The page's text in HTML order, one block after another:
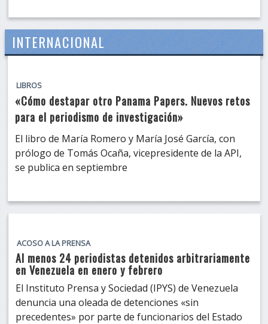
INTERNACIONAL
LIBROS
«Cómo destapar otro Panama Papers. Nuevos retos
para el periodismo de investigación»
El libro de María Romero y María José García, con
prólogo de Tomás Ocaña, vicepresidente de la API,
se publica en septiembre
ACOSO A LA PRENSA
Al menos 24 periodistas detenidos arbitrariamente
en Venezuela en enero y febrero
El Instituto Prensa y Sociedad (IPYS) de Venezuela
denuncia una oleada de detenciones «sin
precedentes» por parte de funcionarios del Estado